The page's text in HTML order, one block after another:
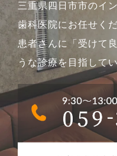
三重県四日市市のイ
歯科医院にお任せくだ
患者さんに「受けて
うな診療を目指して